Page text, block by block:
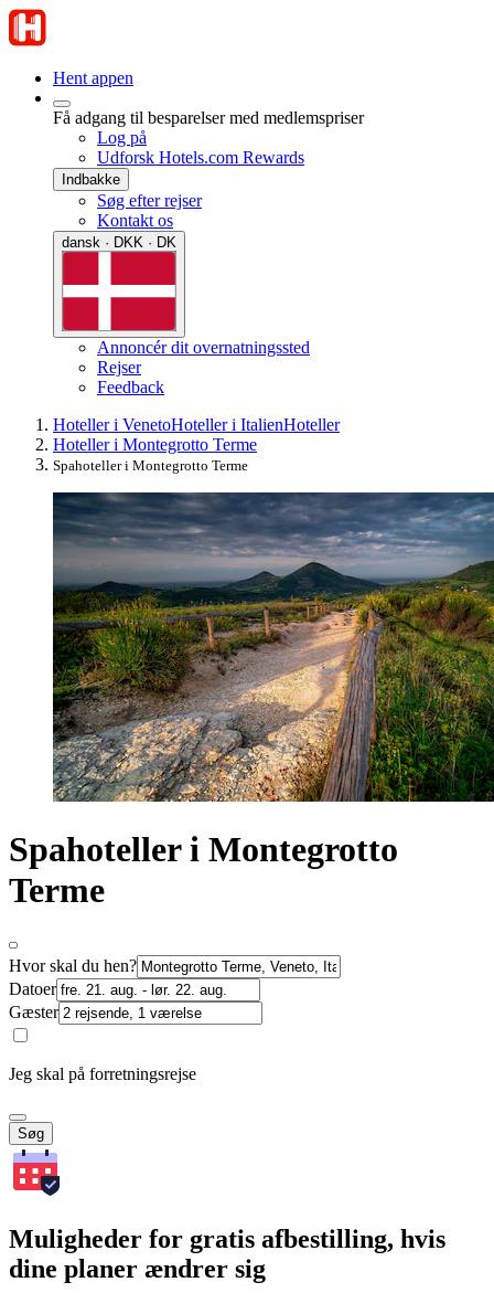
Hent appen
Få adgang til besparelser med medlemspriser
Log på
Udforsk Hotels.com Rewards
Indbakke
Søg efter rejser
Kontakt os
dansk · DKK · DK
Annoncér dit overnatningssted
Rejser
Feedback
Hoteller i VenetoHoteller i ItalienHoteller
Hoteller i Montegrotto Terme
Spahoteller i Montegrotto Terme
Spahoteller i Montegrotto
Terme
Hvor skal du hen?
Datoer
Gæster
Jeg skal på forretningsrejse
Søg
Muligheder for gratis afbestilling, hvis
dine planer ændrer sig